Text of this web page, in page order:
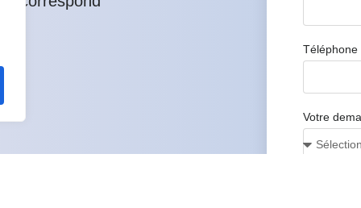
Téléphone
Votre